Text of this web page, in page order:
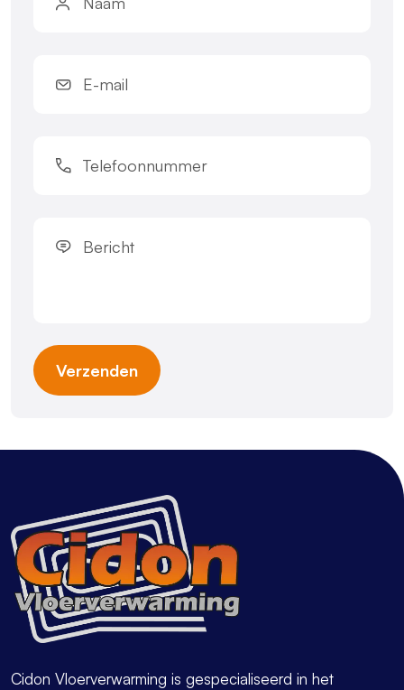
(Vereist)
mail
(Vereist)
Cidon Vloerverwarming is gespecialiseerd in het